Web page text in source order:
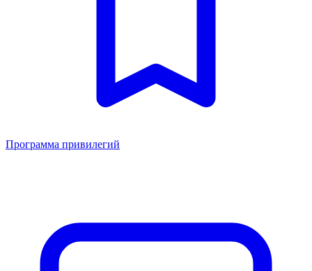
Программа привилегий